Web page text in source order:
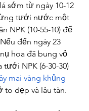
sớm từ ngày 10-12
tưới nước một
NPK (10-55-10) để
đến ngày 23
hoa đã bung vỏ
tưới NPK (6-30-30)
mai vàng khủng
to đẹp và lâu tàn.